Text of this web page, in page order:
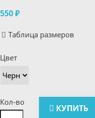
550 ₽
Таблица размеров
Цвет
Кол-во
КУПИТЬ